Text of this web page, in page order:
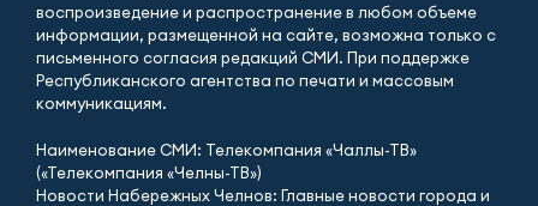
воспроизведение и распространение в любом объеме
информации, размещенной на сайте, возможна только с
письменного согласия редакций СМИ. При поддержке
Республиканского агентства по печати и массовым
коммуникациям.
Наименование СМИ: Телекомпания «Чаллы-ТВ»
(«Телекомпания «Челны-ТВ»)
Новости Набережных Челнов: Главные новости города и